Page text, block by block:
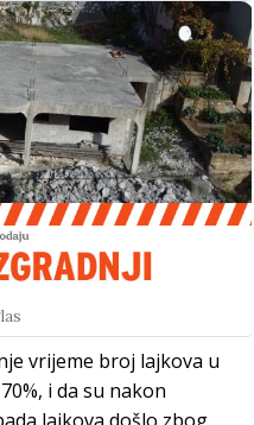
vrijeme broj lajkova u
i da su nakon